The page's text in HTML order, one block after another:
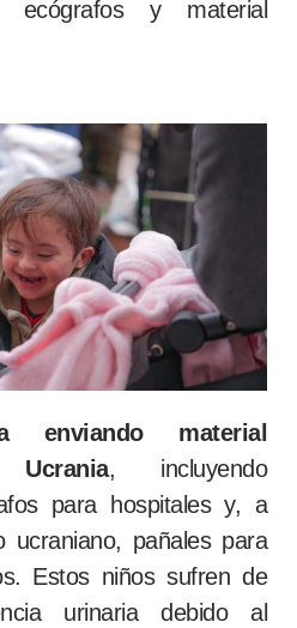
y material
enviando material
, incluyendo
para hospitales y, a
ucraniano, pañales para
Estos niños sufren de
urinaria debido al